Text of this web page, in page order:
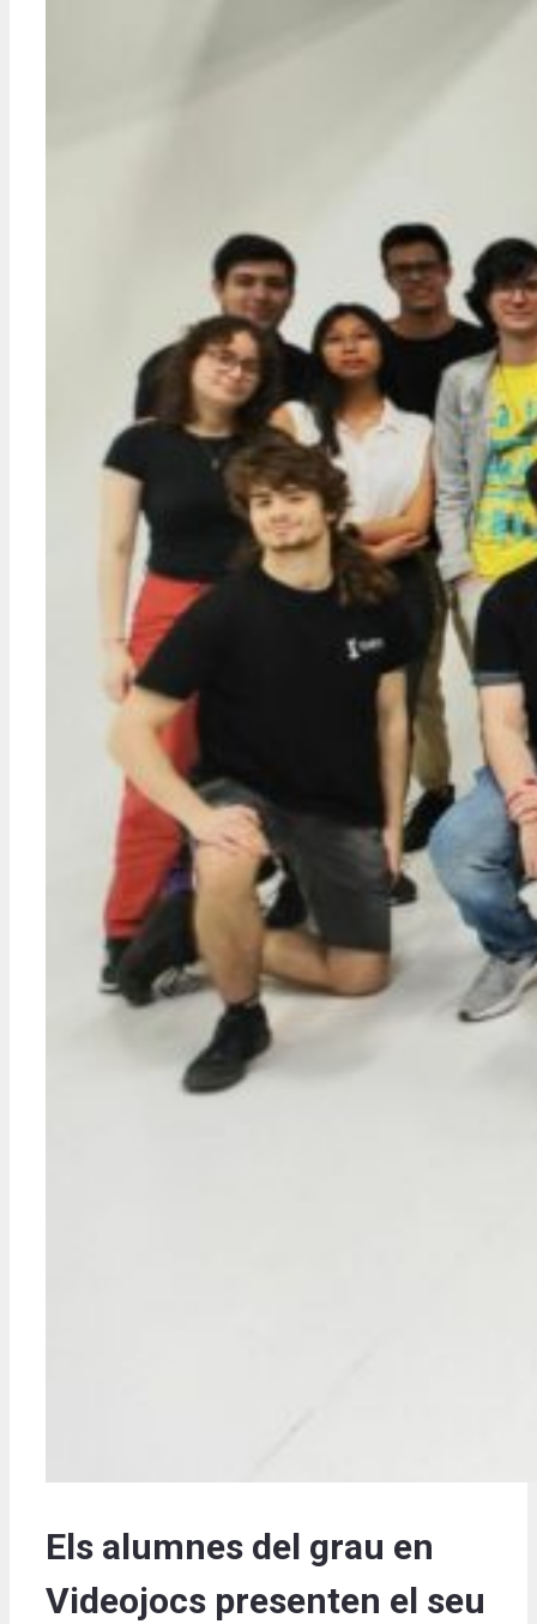
Els alumnes del grau en
Videojocs presenten el seu